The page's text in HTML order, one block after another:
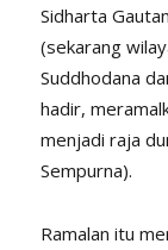
Sidharta
(sekarang
Suddhodana
hadir,
menjadi raja
Sempurna).
Ramalan itu